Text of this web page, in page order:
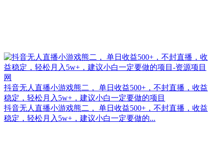
抖音无人直播小游戏熊二， 单日收益500+，不封直播，收益
稳定，轻松月入5w+，建议小白一定要做的项目
抖音无人直播小游戏熊二， 单日收益500+，不封直播，收益
稳定，轻松月入5w+，建议小白一定要做的...